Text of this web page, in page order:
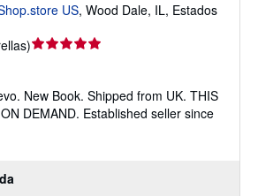
US, Wood Dale, IL, Estados
)Calificación
5
de
New Book. Shipped from UK. THIS
DEMAND. Established seller since